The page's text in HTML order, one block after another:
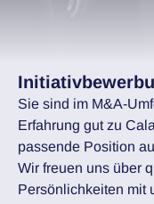
Sie sind im M&A-
Erfahrung gut zu
passende Position
Wir freuen uns über
Persönlichkeiten mit